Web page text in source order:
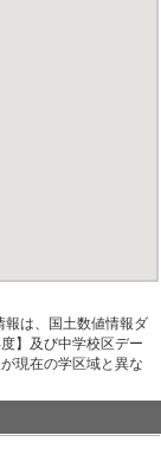
報は、国土数値情報ダ
】及び中学校区デー
現在の学区域と異な